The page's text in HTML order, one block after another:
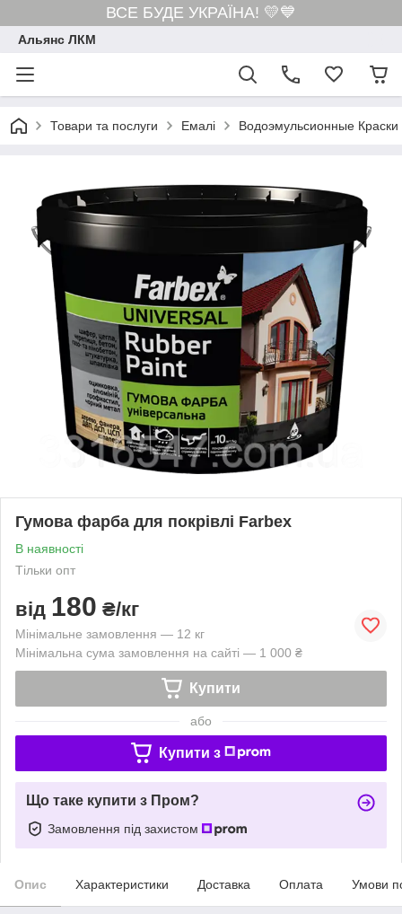
ВСЕ БУДЕ УКРАЇНА! 💛💙
Альянс ЛКМ
Товари та послуги Емалі Водоэмульсионные Краски
Гумова фарба для покрівлі Farbex
В наявності
Тільки опт
від 180 ₴/кг
Мінімальне замовлення — 12 кг
Мінімальна сума замовлення на сайті — 1 000 ₴
Купити
або
Купити з
Що таке купити з Пром?
Замовлення під захистом
Опис Характеристики Доставка Оплата Умови